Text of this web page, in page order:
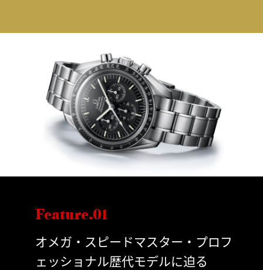
Feature.01
オメガ・スピードマスター・プロフ
ェッショナル歴代モデルに迫る